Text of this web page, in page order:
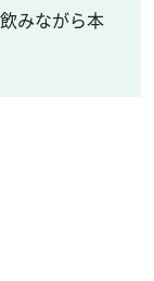
みながら本